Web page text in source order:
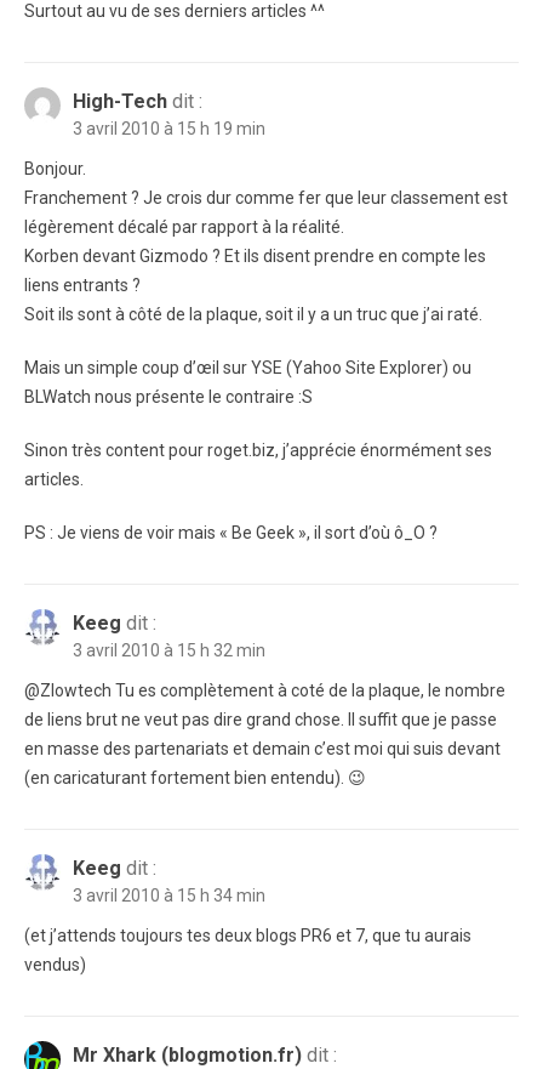
Surtout au vu de ses derniers articles ^^
High-Tech dit :
3 avril 2010 à 15 h 19 min
Bonjour.
Franchement ? Je crois dur comme fer que leur classement est
légèrement décalé par rapport à la réalité.
Korben devant Gizmodo ? Et ils disent prendre en compte les
liens entrants ?
Soit ils sont à côté de la plaque, soit il y a un truc que j’ai raté.
Mais un simple coup d’œil sur YSE (Yahoo Site Explorer) ou
BLWatch nous présente le contraire :S
Sinon très content pour roget.biz, j’apprécie énormément ses
articles.
PS : Je viens de voir mais « Be Geek », il sort d’où ô_O ?
Keeg dit :
3 avril 2010 à 15 h 32 min
@Zlowtech Tu es complètement à coté de la plaque, le nombre
de liens brut ne veut pas dire grand chose. Il suffit que je passe
en masse des partenariats et demain c’est moi qui suis devant
(en caricaturant fortement bien entendu). 😉
Keeg dit :
3 avril 2010 à 15 h 34 min
(et j’attends toujours tes deux blogs PR6 et 7, que tu aurais
vendus)
Mr Xhark (blogmotion.fr) dit :